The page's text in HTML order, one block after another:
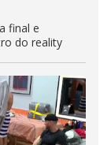
final e
do reality